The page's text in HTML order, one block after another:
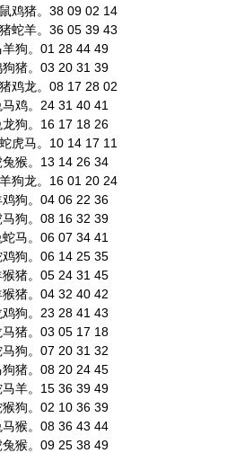
鸡猪。38 09 02 14
蛇羊。36 05 39 43
狗。01 28 44 49
猪。03 20 31 39
鸡龙。08 17 28 02
鸡。24 31 40 41
狗。16 17 18 26
虎马。10 14 17 11
猴。13 14 26 34
狗龙。16 01 20 24
狗。04 06 22 36
狗。08 16 32 39
马。06 07 34 41
狗。06 14 25 35
猪。05 24 31 45
猪。04 32 40 42
狗。23 28 41 43
猪。03 05 17 18
狗。07 20 31 32
猪。08 20 24 45
羊。15 36 39 49
狗。02 10 36 39
猴。08 36 43 44
猴。09 25 38 49